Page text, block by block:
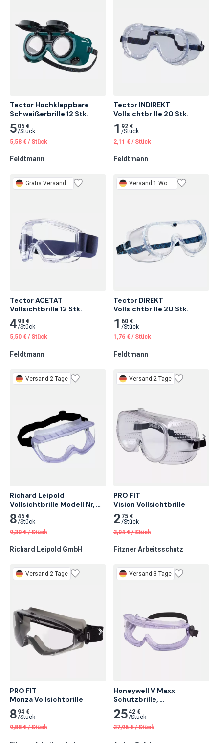
Tector Hochklappbare
Schweißerbrille 12 Stk.
5 06 €
/Stück
5,58 € /Stück
Feldtmann
Tector INDIREKT
Vollsichtbrille 20 Stk.
1 92 €
/Stück
2,11 € /Stück
Feldtmann
Gratis Versand 1 Woche
Tector ACETAT
Vollsichtbrille 12 Stk.
4 98 €
/Stück
5,50 € /Stück
Feldtmann
Versand 1 Woche
Tector DIREKT
Vollsichtbrille 20 Stk.
1 60 €
/Stück
1,76 € /Stück
Feldtmann
Versand 2 Tage
Richard Leipold
Vollsichtbrille Modell Nr,
450 nach DIN EN 166:2001 5
Stk.
846 €
/Stück
9,30 € /Stück
Richard Leipold GmbH
Versand 2 Tage
PRO FIT
Vision Vollsichtbrille
2 75 €
/Stück
3,04 € /Stück
Fitzner Arbeitsschutz
Versand 2 Tage
PRO FIT
Monza Vollsichtbrille
8 94 €
/Stück
9,88 € /Stück
Versand 3 Tage
Honeywell V Maxx
Schutzbrille,
Acetatscheibe
2542 €
/Stück
27,96 € /Stück